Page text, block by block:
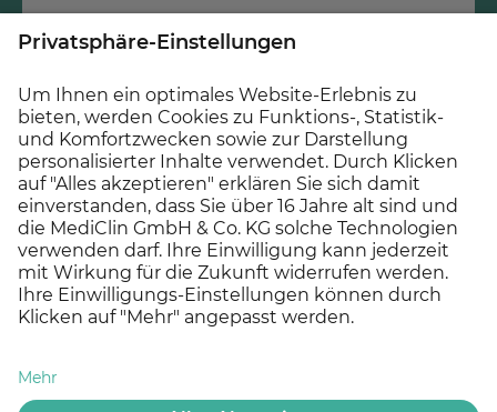
auf Grundlage des vom Sächsischen Landtag
beschlossenen Haushaltes.
© 2026 MEDICLIN AG, Offenburg - Ein Unternehmen der
Asklepios Gruppe
Datenschutz